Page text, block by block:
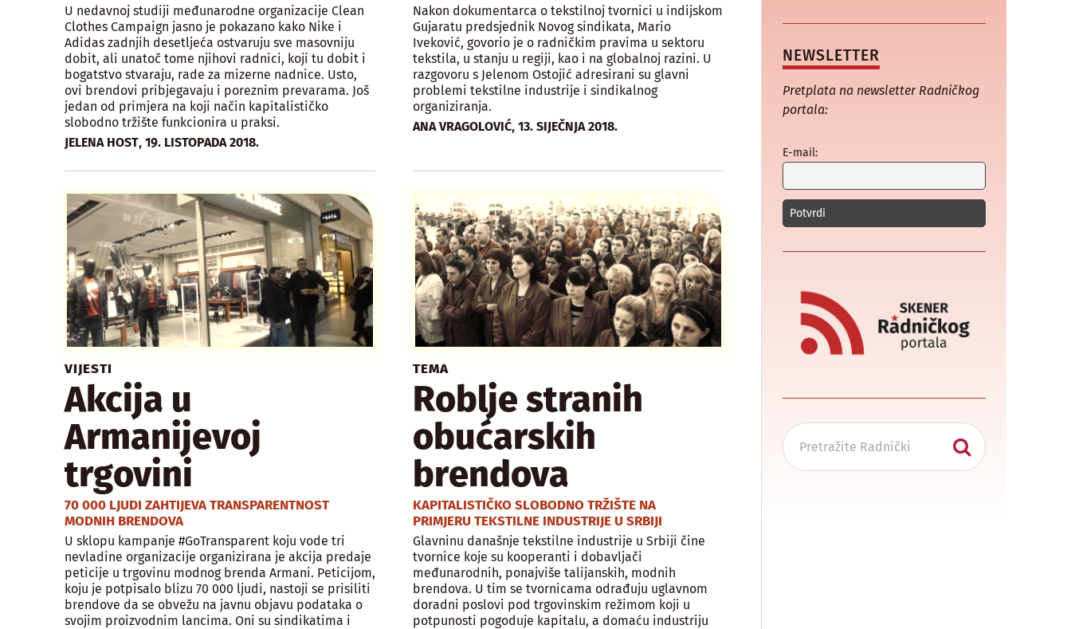
U nedavnoj studiji međunarodne organizacije Clean
Clothes Campaign jasno je pokazano kako Nike i
Adidas zadnjih desetljeća ostvaruju sve masovniju
dobit, ali unatoč tome njihovi radnici, koji tu dobit i
bogatstvo stvaraju, rade za mizerne nadnice. Usto,
ovi brendovi pribjegavaju i poreznim prevarama. Još
jedan od primjera na koji način kapitalističko
slobodno tržište funkcionira u praksi.
JELENA HOST, 19. LISTOPADA 2018.
Nakon dokumentarca o tekstilnoj tvornici u indijskom
Gujaratu predsjednik Novog sindikata, Mario
Iveković, govorio je o radničkim pravima u sektoru
tekstila, u stanju u regiji, kao i na globalnoj razini. U
razgovoru s Jelenom Ostojić adresirani su glavni
problemi tekstilne industrije i sindikalnog
organiziranja.
ANA VRAGOLOVIĆ,13. SIJEČNJA 2018.
VIJESTI
Akcija u
Armanijevoj
trgovini
70 000 LJUDI ZAHTIJEVA TRANSPARENTNOST
MODNIH BRENDOVA
U sklopu kampanje #GoTransparent koju vode tri
nevladine organizacije organizirana je akcija predaje
peticije u trgovinu modnog brenda Armani. Peticijom,
koju je potpisalo blizu 70 000 ljudi, nastoji se prisiliti
brendove da se obvežu na javnu objavu podataka o
svojim proizvodnim lancima. Oni su sindikatima i
TEMA
Roblje stranih
obućarskih
brendova
KAPITALISTIČKO SLOBODNO TRŽIŠTE NA
PRIMJERU TEKSTILNE INDUSTRIJE U SRBIJI
Glavninu današnje tekstilne industrije u Srbiji čine
tvornice koje su kooperanti i dobavljači
međunarodnih, ponajviše talijanskih, modnih
brendova. U tim se tvornicama odrađuju uglavnom
doradni poslovi pod trgovinskim režimom koji u
potpunosti pogoduje kapitalu, a domaću industriju
NEWSLETTER
Pretplata na newsletter Radničkog
portala:
E-mail: